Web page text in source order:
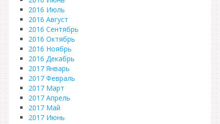
2016 Июль
2016 Август
2016 Сентябрь
2016 Октябрь
2016 Ноябрь
2016 Декабрь
2017 Январь
2017 Февраль
2017 Март
2017 Апрель
2017 Май
2017 Июнь